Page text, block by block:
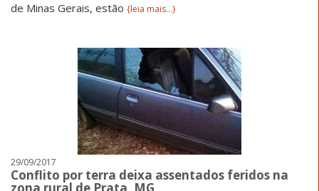
de Minas Gerais, estão {leia mais...}
29/09/2017
Conflito por terra deixa assentados feridos na